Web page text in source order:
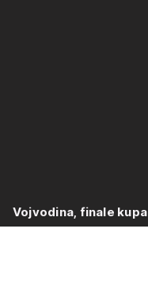
Vojvodina, finale kupa